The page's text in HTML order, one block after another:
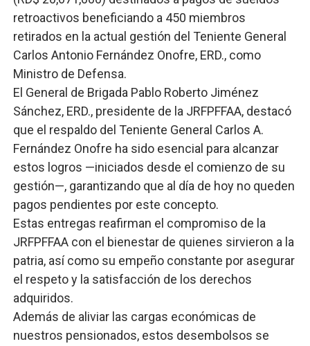
Osiris de León responde a Roberto Tineo y a Yeisy
DGPCF: 55 años sembrando desarrollo y
Operativo interagencial frena delitos ambientales y
-Propeep y Gestión Presidencial encabezan entrega
retroactivos beneficiando a 450 miembros
retirados en la actual gestión del Teniente General
Carlos Antonio Fernández Onofre, ERD., como
Ministro de Defensa.
El General de Brigada Pablo Roberto Jiménez
Sánchez, ERD., presidente de la JRFPFFAA, destacó
que el respaldo del Teniente General Carlos A.
Fernández Onofre ha sido esencial para alcanzar
estos logros —iniciados desde el comienzo de su
gestión—, garantizando que al día de hoy no queden
pagos pendientes por este concepto.
Estas entregas reafirman el compromiso de la
JRFPFFAA con el bienestar de quienes sirvieron a la
patria, así como su empeño constante por asegurar
el respeto y la satisfacción de los derechos
adquiridos.
Además de aliviar las cargas económicas de
nuestros pensionados, estos desembolsos se